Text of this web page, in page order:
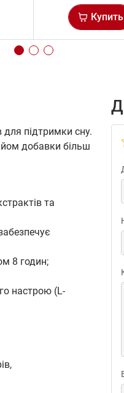
Купить
для підтримки сну.
добавки більш
та
8 годин;
настрою (L-